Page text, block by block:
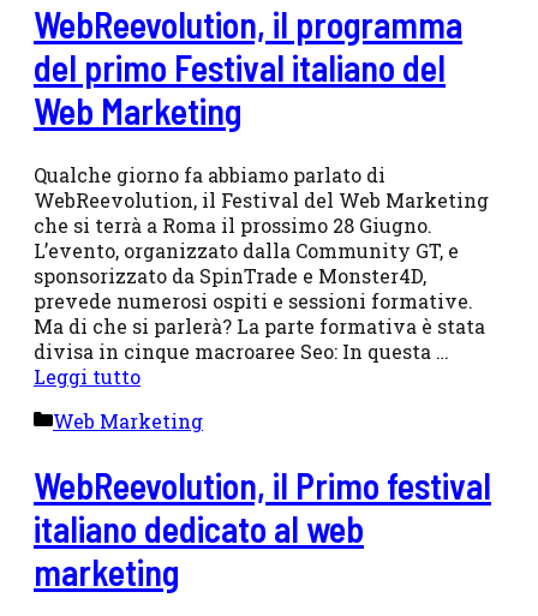
WebReevolution, il programma
del primo Festival italiano del
Web Marketing
Qualche giorno fa abbiamo parlato di
WebReevolution, il Festival del Web Marketing
che si terrà a Roma il prossimo 28 Giugno.
L’evento, organizzato dalla Community GT, e
sponsorizzato da SpinTrade e Monster4D,
prevede numerosi ospiti e sessioni formative.
Ma di che si parlerà? La parte formativa è stata
divisa in cinque macroaree Seo: In questa …
Leggi tutto
Categorie
Web Marketing
WebReevolution, il Primo festival
italiano dedicato al web
marketing